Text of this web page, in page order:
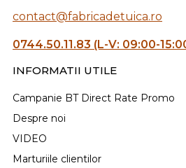
contact@fabricadetuica.ro
0744.50.11.83 (L-V: 09:00-
INFORMATII UTILE
Campanie BT Direct Rate Promo
Despre noi
VIDEO
Marturiile clientilor